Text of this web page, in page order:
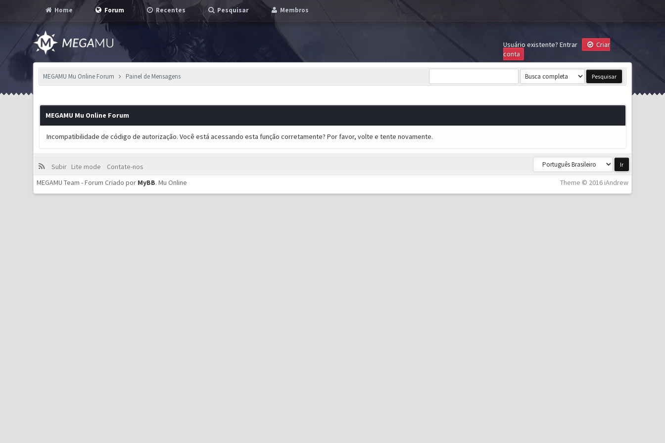
Home Forum Recentes Pesquisar Membros
Usuário existente? Entrar
Criar
conta
MEGAMU Mu Online Forum Painel de Mensagens
MEGAMU Mu Online Forum
Incompatibilidade de código de autorização. Você está acessando esta função corretamente? Por favor, volte e tente novamente.
Subir Lite mode
Contate-nos
Theme © 2016 iAndrew
MEGAMU Team - Forum Criado por MyBB.Mu Online